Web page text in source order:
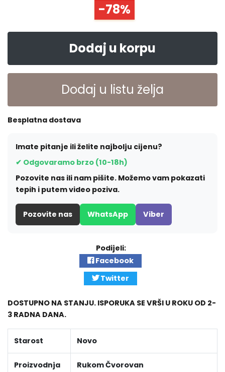
-78%
Dodaj u korpu
Dodaj u listu želja
Besplatna dostava
Imate pitanje ili želite najbolju cijenu?
✔ Odgovaramo brzo (10-18h)
Pozovite nas ili nam pišite. Možemo vam pokazati
tepih i putem video poziva.
Pozovite nas WhatsApp Viber
Podijeli:
Facebook
Twitter
DOSTUPNO NA STANJU. ISPORUKA SE VRŠI U ROKU OD 2-
3 RADNA DANA.
Starost Novo
Proizvodnja Rukom Čvorovan